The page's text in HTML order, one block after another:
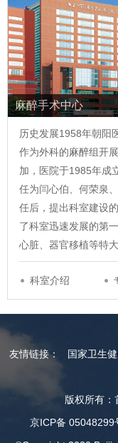
麻醉手术中心
历史发展1958年朝阳
作为外科的麻醉组开
加，医院于1985年成
任为闫心伯、何荣泉
任后，提出科室建设
了科室迅速发展的第
心脏、器官移植等特
科室介绍
友情链接： 国家卫生
版权所有：
京ICP备 05048299